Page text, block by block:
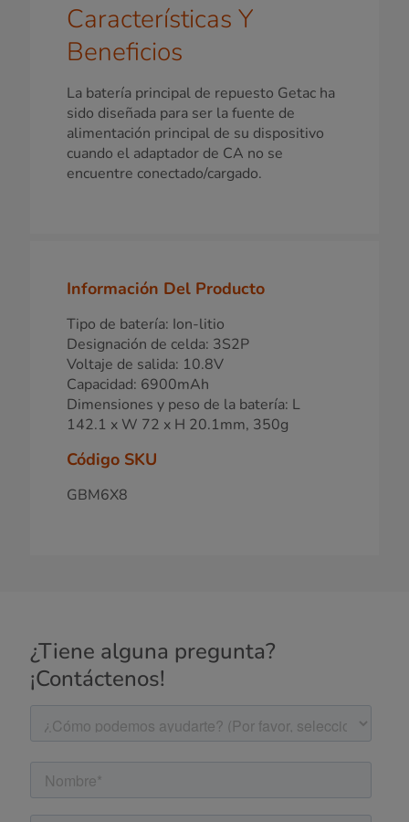
Características Y
Beneficios
La batería principal de repuesto Getac ha
sido diseñada para ser la fuente de
alimentación principal de su dispositivo
cuando el adaptador de CA no se
encuentre conectado/cargado.
Información Del Producto
Tipo de batería: Ion-litio
Designación de celda: 3S2P
Voltaje de salida: 10.8V
Capacidad: 6900mAh
Dimensiones y peso de la batería: L
142.1 x W 72 x H 20.1mm, 350g
Código SKU
GBM6X8
¿Tiene alguna pregunta?
¡Contáctenos!